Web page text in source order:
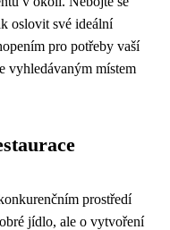
oslovit své ideální
pro potřeby vaší
vyhledávaným místem
prostředí
jídlo, ale o vytvoření